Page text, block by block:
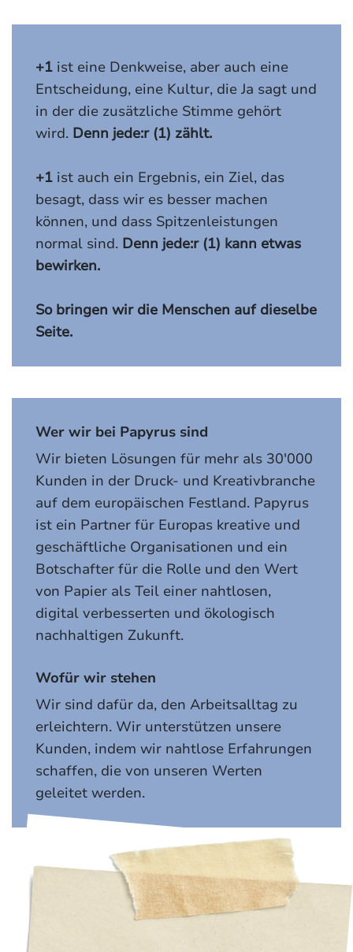
+1 ist eine Denkweise, aber auch eine
Entscheidung, eine Kultur, die Ja sagt und
in der die zusätzliche Stimme gehört
wird. Denn jede:r (1) zählt.
+1 ist auch ein Ergebnis, ein Ziel, das
besagt, dass wir es besser machen
können, und dass Spitzenleistungen
normal sind. Denn jede:r (1) kann etwas
bewirken.
So bringen wir die Menschen auf dieselbe
Seite.
Wer wir bei Papyrus sind
Wir bieten Lösungen für mehr als 30'000
Kunden in der Druck- und Kreativbranche
auf dem europäischen Festland. Papyrus
ist ein Partner für Europas kreative und
geschäftliche Organisationen und ein
Botschafter für die Rolle und den Wert
von Papier als Teil einer nahtlosen,
digital verbesserten und ökologisch
nachhaltigen Zukunft.
Wofür wir stehen
Wir sind dafür da, den Arbeitsalltag zu
erleichtern. Wir unterstützen unsere
Kunden, indem wir nahtlose Erfahrungen
schaffen, die von unseren Werten
geleitet werden.